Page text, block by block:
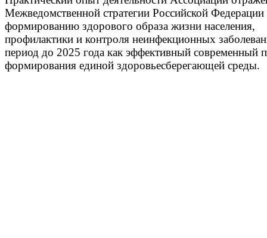
Межведомственной стратегии Российской Федерации
формированию здорового образа жизни населения,
профилактики и контроля неинфекционных
период до 2025 года как эффективный современный
формирования единой здоровьесберегающей среды.